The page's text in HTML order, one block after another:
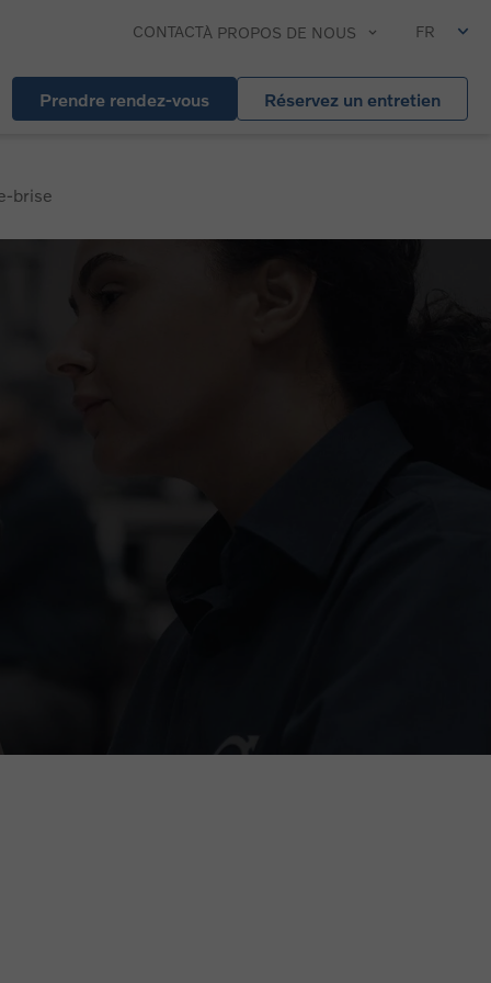
CONTACTÀ PROPOS DE NOUS FR
Prendre rendez-vous Réservez un entretien
brise